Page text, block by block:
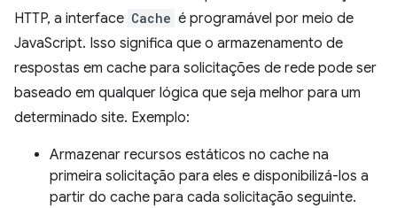
HTTP, a interface Cache é programável por meio de
JavaScript. Isso significa que o armazenamento de
respostas em cache para solicitações de rede pode ser
baseado em qualquer lógica que seja melhor para um
determinado site. Exemplo:
Armazenar recursos estáticos no cache na
primeira solicitação para eles e disponibilizá-los a
partir do cache para cada solicitação seguinte.